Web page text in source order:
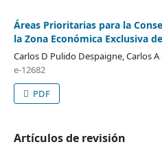
Áreas Prioritarias para la
la Zona Económica Exclusiva
Carlos D Pulido Despaigne, Carlos
e-12682
PDF
Artículos de revisión